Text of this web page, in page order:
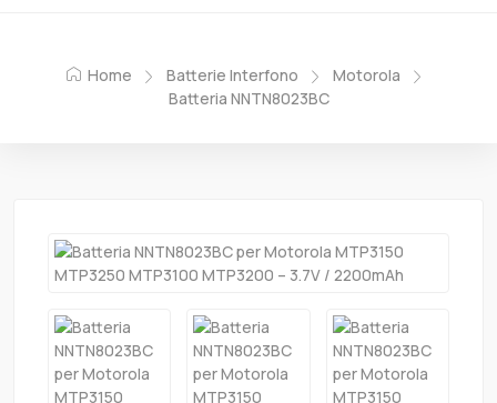
Home Batterie Interfono
Motorola
Batteria NNTN8023BC